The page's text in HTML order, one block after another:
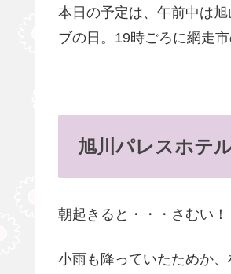
本日の予定は、午前中は
ブの日。19時ごろに網走
旭川パレスホテ
朝起きると・・・さむい！
小雨も降っていたためか